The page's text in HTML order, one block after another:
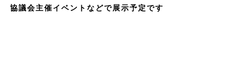
協議会主催イベントなどで展示予定です